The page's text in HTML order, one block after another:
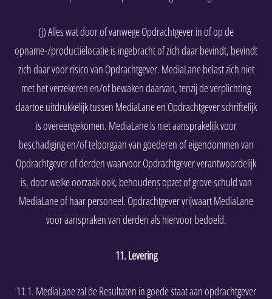
(j) Alles wat door of vanwege Opdrachtgever in of op de
opname-/productielocatie is ingebracht of zich daar bevindt, bevindt
zich daar voor risico van Opdrachtgever. MediaLane belast zich niet
met het verzekeren en/of bewaken daarvan, tenzij de verplichting
daartoe uitdrukkelijk tussen MediaLane en Opdrachtgever schriftelijk
is overeengekomen. MediaLane is niet aansprakelijk voor
beschadiging en/of teloorgaan van goederen of eigendommen van
Opdrachtgever of derden waarvoor Opdrachtgever verantwoordelijk
is, door welke oorzaak ook, behoudens opzet of grove schuld van
MediaLane of haar personeel. Opdrachtgever vrijwaart MediaLane
voor aanspraken van derden als hiervoor bedoeld.
11. Levering
11.1. MediaLane zal de Resultaten in goede staat aan opdrachtgever